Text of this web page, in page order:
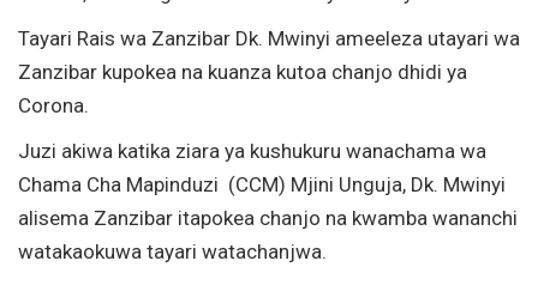
Tayari Rais wa Zanzibar Dk. Mwinyi ameeleza utayari wa
Zanzibar kupokea na kuanza kutoa chanjo dhidi ya
Corona.
Juzi akiwa katika ziara ya kushukuru wanachama wa
Chama Cha Mapinduzi (CCM) Mjini Unguja, Dk. Mwinyi
alisema Zanzibar itapokea chanjo na kwamba wananchi
watakaokuwa tayari watachanjwa.